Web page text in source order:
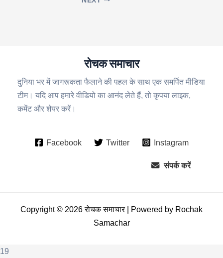
रोचक समाचार
दुनिया भर में जागरूकता फैलाने की पहल के साथ एक समर्पित मीडिया
टीम। यदि आप हमारे वीडियो का आनंद लेते हैं, तो कृपया लाइक,
कमेंट और शेयर करें।
Facebook Twitter Instagram
संपर्क करें
Copyright © 2026 रोचक समाचार | Powered by Rochak
Samachar
19